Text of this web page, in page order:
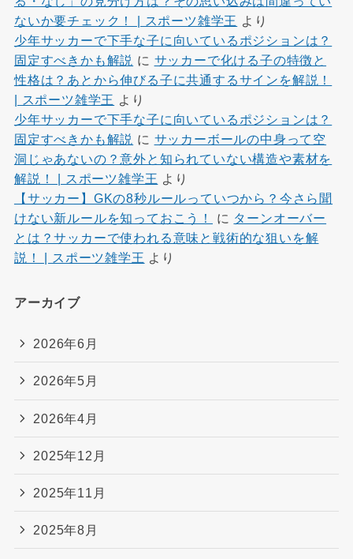
ないか要チェック！ | スポーツ雑学王 より
少年サッカーで下手な子に向いているポジションは？
固定すべきかも解説 に サッカーで化ける子の特徴と
性格は？あとから伸びる子に共通するサインを解説！
| スポーツ雑学王 より
少年サッカーで下手な子に向いているポジションは？
固定すべきかも解説 に サッカーボールの中身って空
洞じゃあないの？意外と知られていない構造や素材を
解説！ | スポーツ雑学王 より
【サッカー】GKの8秒ルールっていつから？今さら聞
けない新ルールを知っておこう！
に ターンオーバー
とは？サッカーで使われる意味と戦術的な狙いを解
説！ | スポーツ雑学王 より
アーカイブ
2026年6月
2026年5月
2026年4月
2025年12月
2025年11月
2025年8月